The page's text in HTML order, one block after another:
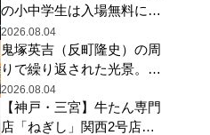
た駅弁やグッズが登場
の小中学生は入場無料に、
チームラボが「夏休みの自
由研究の課題に」と「ボタ
ニカルガーデン 大阪」へ招
待
2026.08.04
鬼塚英吉（反町隆史）の周
りで繰り返された光景。ド
ラマ『GTO』第３話で光っ
た演出の巧みさ
2026.08.04
【神戸・三宮】牛たん専門
店「ねぎし」関西2号店が